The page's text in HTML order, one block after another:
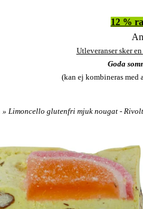
12 %
Utleveranser sker
Goda
(kan ej kombineras med
» Limoncello glutenfri mjuk nougat -